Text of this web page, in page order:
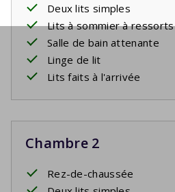
Deux lits simples
Lits à sommier à ressorts
Salle de bain attenante
Linge de lit
Lits faits à l'arrivée
Chambre 2
Rez-de-chaussée